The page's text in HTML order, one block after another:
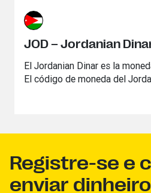
JOD – Jordanian
El Jordanian Dinar es la
El código de moneda del
Registre-se e
enviar